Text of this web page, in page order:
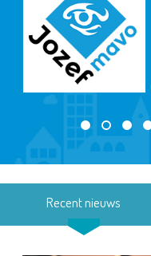
Recent nieuws